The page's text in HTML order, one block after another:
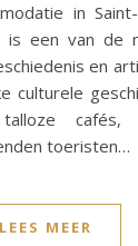
in
is een van de
en
culturele
cafés,
toeristen…
LEES MEER